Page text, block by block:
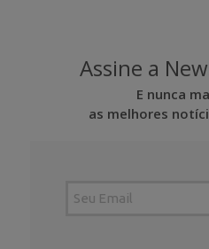
Assine a
E nunca
as melhores